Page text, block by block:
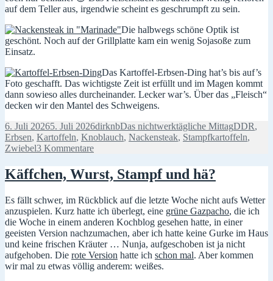
auf dem Teller aus, irgendwie scheint es geschrumpft zu sein.
Die halbwegs schöne Optik ist
geschönt. Noch auf der Grillplatte kam ein wenig Sojasoße zum
Einsatz.
Das Kartoffel-Erbsen-Ding hat’s bis auf’s
Foto geschafft. Das wichtigste Zeit ist erfüllt und im Magen kommt
dann sowieso alles durcheinander. Lecker war’s. Über das „Fleisch“
decken wir den Mantel des Schweigens.
Veröffentlicht
am
6. Juli 20265. Juli 2026Autor
dirknbKategorien
Das nichtwerktägliche MittagDDR,
Erbsen, Kartoffeln, Knoblauch, Nackensteak, Stampfkartoffeln,
Zwiebel3 Kommentarezu
platt,
dann
heiß
Käffchen, Wurst, Stampf und hä?
Es fällt schwer, im Rückblick auf die letzte Woche nicht aufs Wetter
anzuspielen. Kurz hatte ich überlegt, eine grüne Gazpacho, die ich
die Woche in einem anderen Kochblog gesehen hatte, in einer
geeisten Version nachzumachen, aber ich hatte keine Gurke im Haus
und keine frischen Kräuter … Nunja, aufgeschoben ist ja nicht
aufgehoben. Die rote Version hatte ich schon mal. Aber kommen
wir mal zu etwas völlig anderem: weißes.